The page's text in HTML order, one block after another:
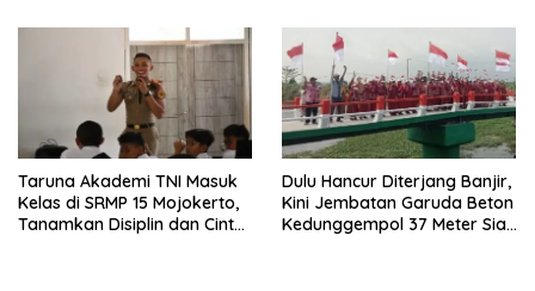
Taruna Akademi TNI Masuk
Kelas di SRMP 15 Mojokerto,
Tanamkan Disiplin dan Cinta
Dulu Hancur Diterjang Banjir,
Kini Jembatan Garuda Beton
Kedunggempol 37 Meter Siap